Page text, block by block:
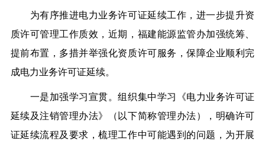
为有序推进电力业务许可证延续工作，进一步提升资
质许可管理工作质效，近期，福建能源监管办加强统筹、
提前布置，多措并举强化资质许可服务，保障企业顺利完
成电力业务许可证延续。
一是加强学习宣贯。组织集中学习《电力业务许可证
延续及注销管理办法》（以下简称管理办法），明确许可
证延续流程及要求，梳理工作中可能遇到的问题，为开展